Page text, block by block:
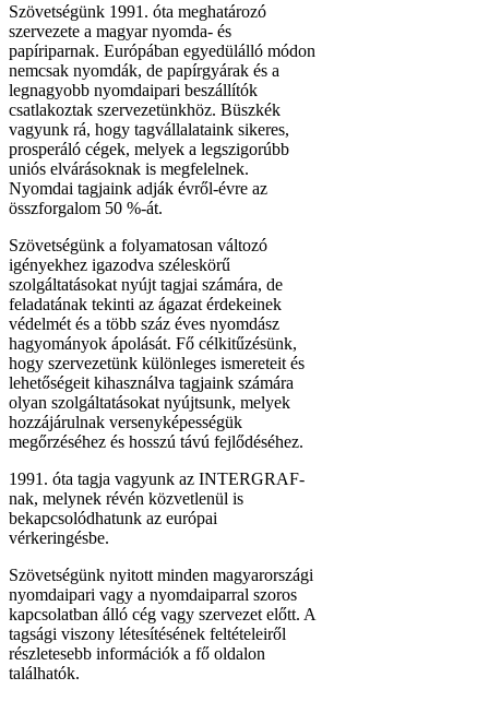
Szövetségünk 1991. óta meghatározó
szervezete a magyar nyomda- és
papíriparnak. Európában egyedülálló módon
nemcsak nyomdák, de papírgyárak és a
legnagyobb nyomdaipari beszállítók
csatlakoztak szervezetünkhöz. Büszkék
vagyunk rá, hogy tagvállalataink sikeres,
prosperáló cégek, melyek a legszigorúbb
uniós elvárásoknak is megfelelnek.
Nyomdai tagjaink adják évről-évre az
összforgalom 50 %-át.
Szövetségünk a folyamatosan változó
igényekhez igazodva széleskörű
szolgáltatásokat nyújt tagjai számára, de
feladatának tekinti az ágazat érdekeinek
védelmét és a több száz éves nyomdász
hagyományok ápolását. Fő célkitűzésünk,
hogy szervezetünk különleges ismereteit és
lehetőségeit kihasználva tagjaink számára
olyan szolgáltatásokat nyújtsunk, melyek
hozzájárulnak versenyképességük
megőrzéséhez és hosszú távú fejlődéséhez.
1991. óta tagja vagyunk az INTERGRAF-
nak, melynek révén közvetlenül is
bekapcsolódhatunk az európai
vérkeringésbe.
Szövetségünk nyitott minden magyarországi
nyomdaipari vagy a nyomdaiparral szoros
kapcsolatban álló cég vagy szervezet előtt. A
tagsági viszony létesítésének feltételeiről
részletesebb információk a fő oldalon
találhatók.